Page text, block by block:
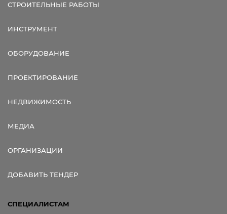
СТРОИТЕЛЬНЫЕ РАБОТЫ
ИНСТРУМЕНТ
ОБОРУДОВАНИЕ
ПРОЕКТИРОВАНИЕ
НЕДВИЖИМОСТЬ
МЕДИА
ОРГАНИЗАЦИИ
ДОБАВИТЬ ТЕНДЕР
СПЕЦИАЛИСТАМ